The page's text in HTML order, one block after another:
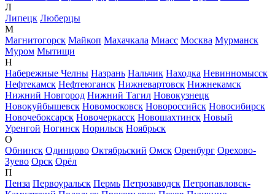
Л
Липецк Люберцы
М
Магнитогорск Майкоп Махачкала Миасс Москва Мурманск
Муром Мытищи
Н
Набережные Челны Назрань Нальчик Находка Невинномысск
Нефтекамск Нефтеюганск Нижневартовск Нижнекамск
Нижний Новгород Нижний Тагил Новокузнецк
Новокуйбышевск Новомосковск Новороссийск Новосибирск
Новочебоксарск Новочеркасск Новошахтинск Новый
Уренгой Ногинск Норильск Ноябрьск
О
Обнинск Одинцово Октябрьский Омск Оренбург Орехово-
Зуево Орск Орёл
П
Пенза Первоуральск Пермь Петрозаводск Петропавловск-